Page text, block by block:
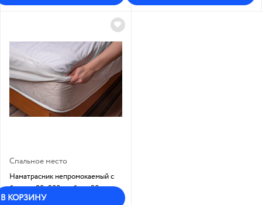
Спальное место
Наматрасник непромокаемый с
бортом 90x200 см, борт 30 см
В КОРЗИНУ